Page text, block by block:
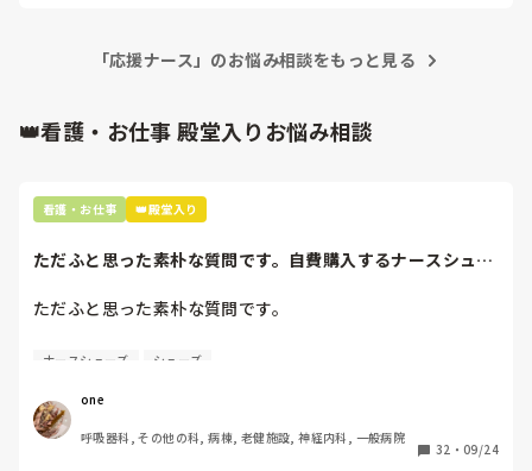
教えたところでずっとは働いてくれない
「応援ナース」のお悩み相談をもっと見る
👑看護・お仕事 殿堂入りお悩み相談
看護・お仕事 👑殿堂入り
ただふと思った素朴な質問です。自費購入するナースシュー
ただふと思った素朴な質問です。
自費購入するナースシューズ(職場で使用してる靴)っていく
わたしの職場の指定は「白のスニーカー」。
すぐに汚くなるので1,500円は絶対に超えたくない思いがあ
ナースシューズ シューズ
one
呼吸器科, その他の科, 病棟, 老健施設, 神経内科, 一般病院
32 ・ 09/24